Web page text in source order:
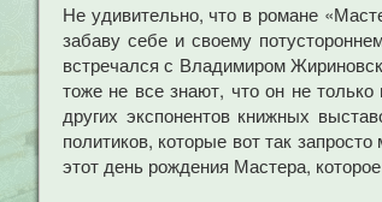
Не удивительно, что в романе
забаву себе и своему
встречался с Владимиром
тоже не все знают, что он не
других экспонентов книжных
политиков, которые вот так
этот день рождения Мастера,